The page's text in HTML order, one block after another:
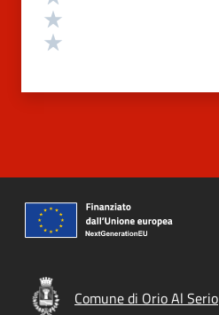
Comune di Orio Al Serio